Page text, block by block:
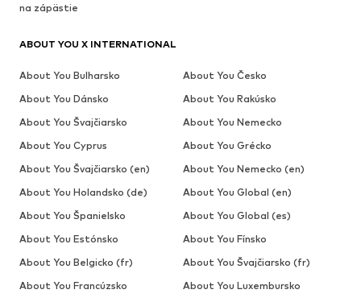
na zápästie
ABOUT YOU X INTERNATIONAL
About You Bulharsko
About You Česko
About You Dánsko
About You Rakúsko
About You Švajčiarsko
About You Nemecko
About You Cyprus
About You Grécko
About You Švajčiarsko (en)
About You Nemecko (en)
About You Holandsko (de)
About You Global (en)
About You Španielsko
About You Global (es)
About You Estónsko
About You Fínsko
About You Belgicko (fr)
About You Švajčiarsko (fr)
About You Francúzsko
About You Luxembursko